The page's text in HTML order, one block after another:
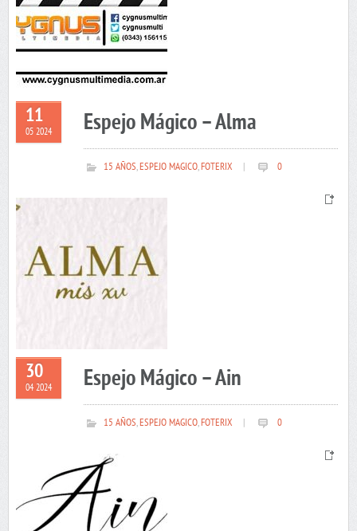
11
05 2024 Espejo Mágico – Alma
15 AÑOS,ESPEJO MAGICO,FOTERIX 0
30
04 2024 Espejo Mágico – Ain
15 AÑOS,ESPEJO MAGICO,FOTERIX 0